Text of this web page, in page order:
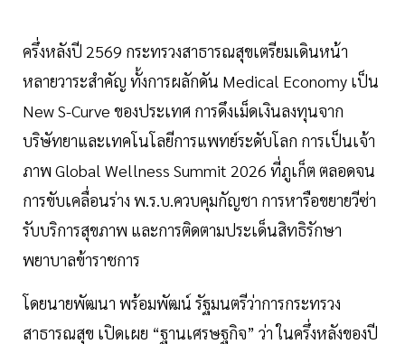
ครึ่งหลังปี 2569 กระทรวงสาธารณสุขเตรียมเดินหน้า
หลายวาระสำคัญ ทั้งการผลักดัน Medical Economy เป็น
New S-Curve ของประเทศ การดึงเม็ดเงินลงทุนจาก
บริษัทยาและเทคโนโลยีการแพทย์ระดับโลก การเป็นเจ้า
ภาพ Global Wellness Summit 2026 ที่ภูเก็ต ตลอดจน
การขับเคลื่อนร่าง พ.ร.บ.ควบคุมกัญชา การหารือขยายวีซ่า
รับบริการสุขภาพ และการติดตามประเด็นสิทธิรักษา
พยาบาลข้าราชการ
โดยนายพัฒนา พร้อมพัฒน์ รัฐมนตรีว่าการกระทรวง
สาธารณสุข เปิดเผย “ฐานเศรษฐกิจ” ว่า ในครึ่งหลังของปี